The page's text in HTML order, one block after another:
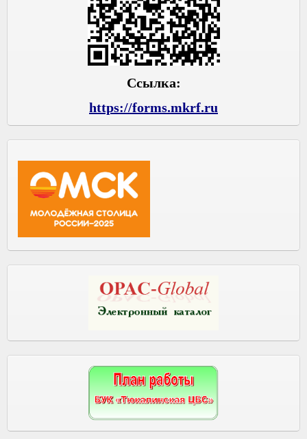
Ссылка:
https://forms.mkrf.ru